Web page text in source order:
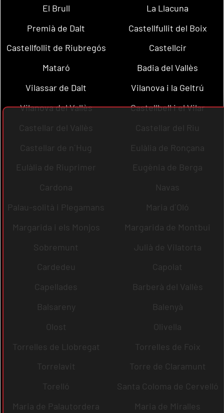
El Brull
La Llacuna
Premià de Dalt
Castellfullit del Boix
Castellfollit de Riubregós
Castellcir
Mataró
Badia del Vallès
Vilassar de Dalt
Vilanova i la Geltrú
Vilanova del Vallès
Castellbell i el Vilar
Castellar del Vallès
Castellar del Riu
Castellar de n´Hug
Eulàlia de Ronçana
Eulàlia de Riuprimer
Eugènia de Berga
Cardona
Navas
Palau-solità i Plegamans
Maria d´Oló
Margarida i els Monjos
Margarida de Montbui
Sobremunt
Julià de Vilatorta
Cardedeu
Capolat
Capellades
Barberà del Vallès
Balsareny
Balenyà
Olost
Olivella
Torrelles de Llobregat
Torrelles de Foix
Torrelavit
Torre de Claramunt
Torelló
Santa Coloma de Cervelló
Maria de Palautordera
Maria de Miralles